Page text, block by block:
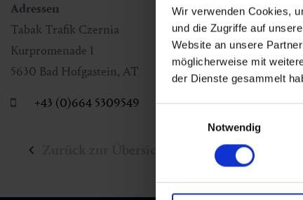
Wir verwenden Cookies,
und die Zugriffe auf
Website an unsere
möglicherweise mit
der Dienste gesammelt
Notwendig
Adressen
Tabak Trafik Czernia
Kurpromenade 1
5630 Bad Hofgastein, AT
+43 (0)664 5309549